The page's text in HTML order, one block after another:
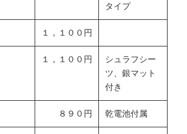
タイプ
１，１００円
１，１００円
シュラフシー
ツ、銀マット
付き
８９０円 乾電池付属